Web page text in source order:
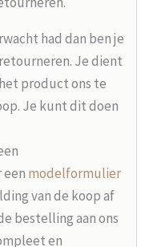
had dan ben je
Je dient
product ons te
Je kunt dit doen
modelformulier
van de koop af
bestelling aan ons
en